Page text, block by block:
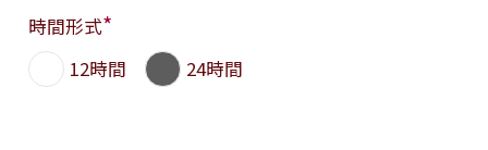
時間形式*
12時間 24時間